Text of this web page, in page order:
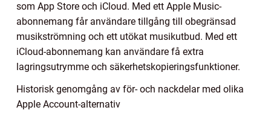
som App Store och iCloud. Med ett Apple Music-
abonnemang får användare tillgång till obegränsad
musikströmning och ett utökat musikutbud. Med ett
iCloud-abonnemang kan användare få extra
lagringsutrymme och säkerhetskopieringsfunktioner.
Historisk genomgång av för- och nackdelar med olika
Apple Account-alternativ